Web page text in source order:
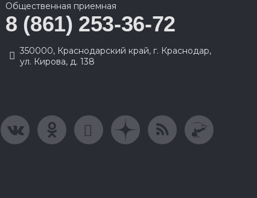
Общественная приемная
8 (861) 253-36-72
350000, Краснодарский край, г. Краснодар,
ул. Кирова, д. 138